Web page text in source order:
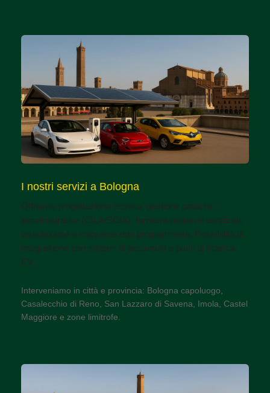
I nostri servizi a Bologna
Offriamo progettazione tecnica, gestione pratiche
amministrative (CILA/SCIA), fornitura materiali certificati,
installazione e manutenzione programmata. Possibilità di
integrazione con sistemi di accumulo e punti di ricarica
EV.
Interveniamo in città e provincia: Bologna capoluogo,
Casalecchio di Reno, San Lazzaro di Savena, Imola, Castel
Maggiore e zone limitrofe.